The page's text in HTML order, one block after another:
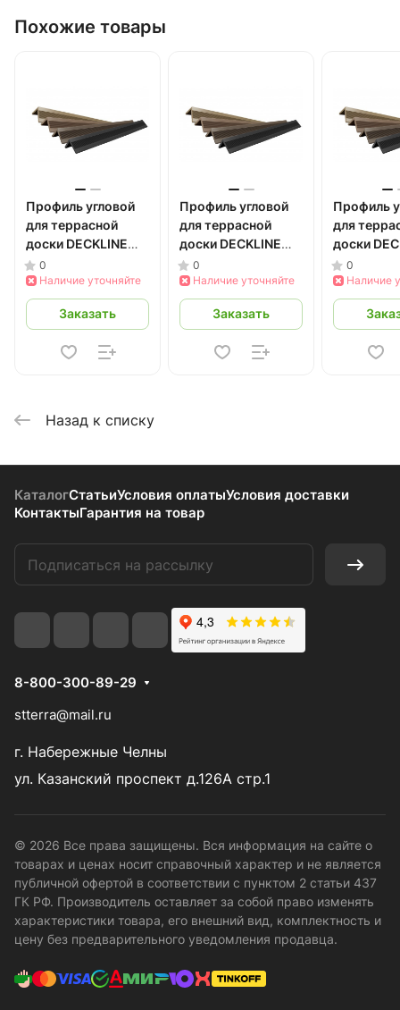
Похожие товары
Профиль угловой
для террасной
доски DECKLINE
40*40*3000 мм
ДПК (серый) 3 м
0
Наличие уточняйте
Заказать
Профиль угловой
для террасной
доски DECKLINE
40*40*3000 мм
ДПК (черный) 3 м
0
Наличие уточняйте
Заказать
Профиль
для
доски
ДПК (бук)
0
Наличие
Назад к списку
КаталогСтатьиУсловия оплатыУсловия доставки
КонтактыГарантия на товар
8-800-300-89-29
stterra@mail.ru
г. Набережные Челны
ул. Казанский проспект д.126А стр.1
© 2026 Все права защищены. Вся информация на сайте о
товарах и ценах носит справочный характер и не является
публичной офертой в соответствии с пунктом 2 статьи 437
ГК РФ. Производитель оставляет за собой право изменять
характеристики товара, его внешний вид, комплектность и
цену без предварительного уведомления продавца.